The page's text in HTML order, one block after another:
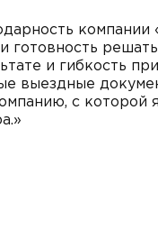
компании
готовность
и гибкость
выездные
с которой